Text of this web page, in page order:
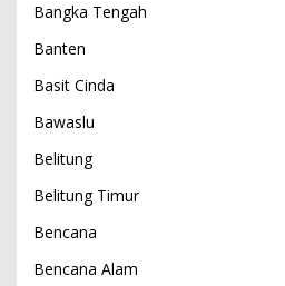
Bangka Tengah
Banten
Basit Cinda
Bawaslu
Belitung
Belitung Timur
Bencana
Bencana Alam